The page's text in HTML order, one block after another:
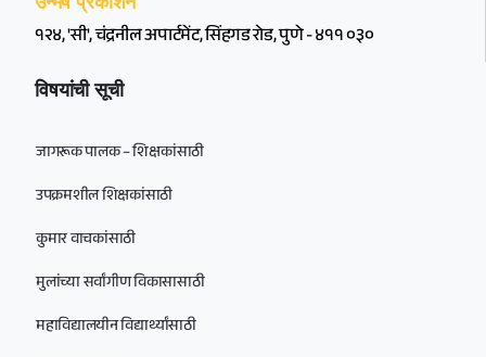
१२४, 'सी', चंद्रनील अपार्टमेंट, सिंहगड रोड, पुणे - ४११ ०३०
विषयांची सूची
जागरूक पालक – शिक्षकांसाठी
उपक्रमशील शिक्षकांसाठी
कुमार वाचकांसाठी
मुलांच्या सर्वांगीण विकासासाठी
महाविद्यालयीन विद्यार्थ्यांसाठी